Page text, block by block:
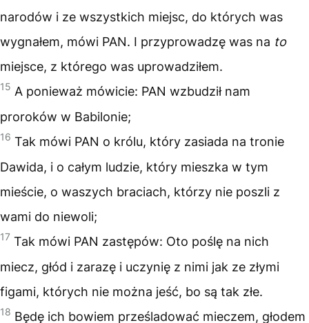
narodów i ze wszystkich miejsc, do których was
wygnałem, mówi PAN. I przyprowadzę was na to
miejsce, z którego was uprowadziłem.
15 A ponieważ mówicie: PAN wzbudził nam
proroków w Babilonie;
16 Tak mówi PAN o królu, który zasiada na tronie
Dawida, i o całym ludzie, który mieszka w tym
mieście, o waszych braciach, którzy nie poszli z
wami do niewoli;
17 Tak mówi PAN zastępów: Oto poślę na nich
miecz, głód i zarazę i uczynię z nimi jak ze złymi
figami, których nie można jeść, bo są tak złe.
18 Będę ich bowiem prześladować mieczem, głodem